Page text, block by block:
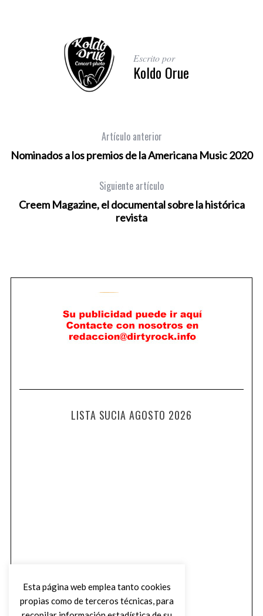
Escrito por
Koldo Orue
Artículo anterior
Nominados a los premios de la Americana Music 2020
Siguiente artículo
Creem Magazine, el documental sobre la histórica
revista
LISTA SUCIA AGOSTO 2026
Esta página web emplea tanto cookies
propias como de terceros técnicas, para